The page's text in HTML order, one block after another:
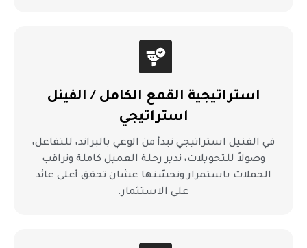
استراتيجية القمع الكامل / الفينل
استراتيجي
في الفنيل استراتيجي نبدأ من الوعي بالبراند، للتفاعل،
وصولاً للتحويلات، ندير رحلة العميل كاملة ونراقب
الحملات باستمرار ونحسّنها عشان تحقق أعلى عائد
على الاستثمار.